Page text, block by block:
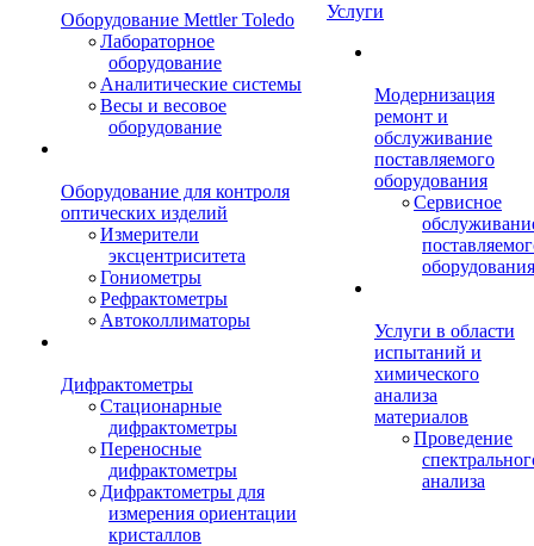
Оборудование Mettler Toledo
Лабораторное
оборудование
Аналитические системы
Весы и весовое
оборудование
Оборудование для контроля
оптических изделий
Измерители
эксцентриситета
Гониометры
Рефрактометры
Автоколлиматоры
Дифрактометры
Стационарные
дифрактометры
Переносные
дифрактометры
Дифрактометры для
измерения ориентации
кристаллов
Услуги
Модернизация
ремонт и
обслуживание
поставляемого
оборудования
Сервисное
оборудования
Услуги в области
испытаний и
химического
анализа
материалов
Проведение
анализа